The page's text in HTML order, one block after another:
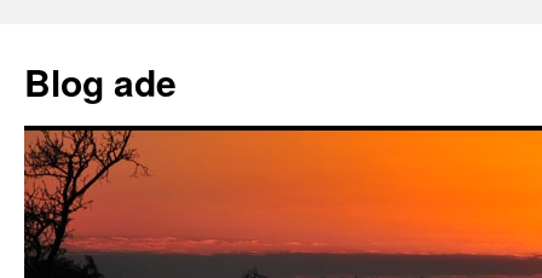
content
Blog ade